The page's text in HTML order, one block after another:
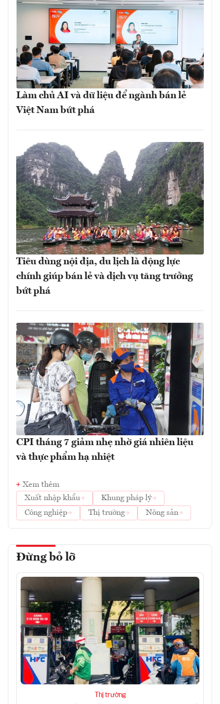
Làm chủ AI và dữ liệu để ngành bán lẻ
Việt Nam bứt phá
Tiêu dùng nội địa, du lịch là động lực
chính giúp bán lẻ và dịch vụ tăng trưởng
bứt phá
CPI tháng 7 giảm nhẹ nhờ giá nhiên liệu
và thực phẩm hạ nhiệt
Xem thêm
Xuất nhập khẩu
Khung pháp lý
Công nghiệp
Thị trường Nông sản
Đừng bỏ lỡ
Thị trường